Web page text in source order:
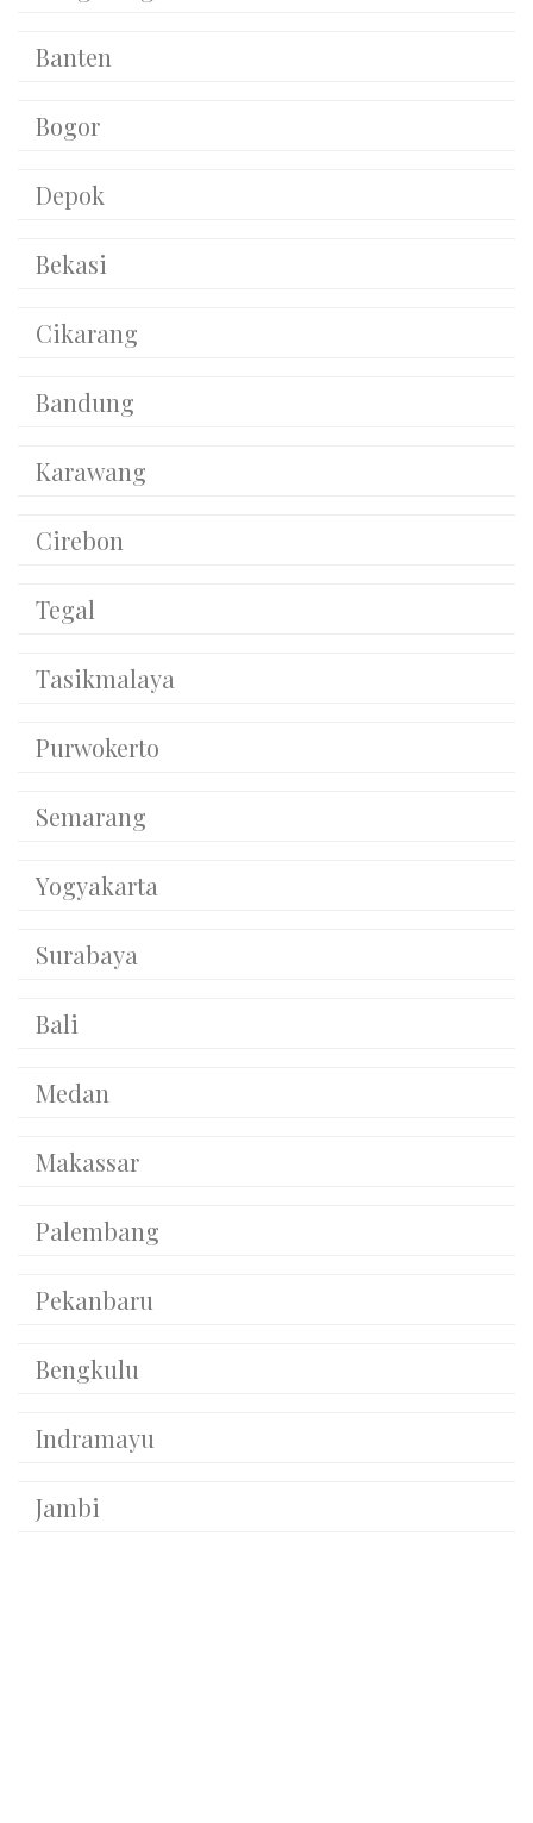
Banten
Bogor
Depok
Bekasi
Cikarang
Bandung
Karawang
Cirebon
Tegal
Tasikmalaya
Purwokerto
Semarang
Yogyakarta
Surabaya
Bali
Medan
Makassar
Palembang
Pekanbaru
Bengkulu
Indramayu
Jambi